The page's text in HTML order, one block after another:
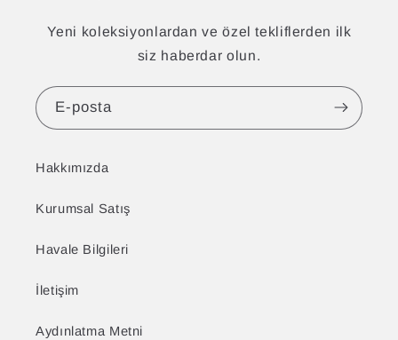
Yeni koleksiyonlardan ve özel tekliflerden ilk
siz haberdar olun.
E-posta
Hakkımızda
Kurumsal Satış
Havale Bilgileri
İletişim
Aydınlatma Metni